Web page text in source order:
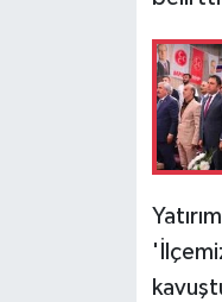
KÜLTÜR SANAT
MAGAZİN
Otomobil
POLİTİKA